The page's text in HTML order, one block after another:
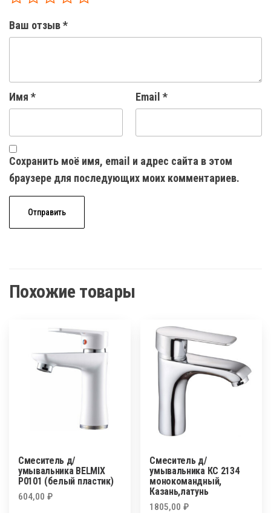
Ваш отзыв*
Имя * Email *
Сохранить моё имя, email и адрес сайта в этом
браузере для последующих моих комментариев.
Похожие товары
Смеситель д/
умывальника BELMIX
P0101 (белый пластик)
604,00 ₽
Смеситель д/
умывальника КС 2134
монокомандный,
Казань,латунь
1805,00₽